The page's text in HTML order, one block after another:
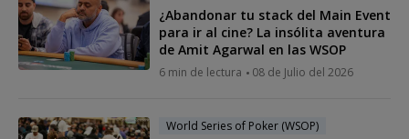
¿Abandonar tu stack del Main Event
para ir al cine? La insólita aventura
de Amit Agarwal en las WSOP
6 min de lectura 08 de Julio del 2026
World Series of Poker (WSOP)